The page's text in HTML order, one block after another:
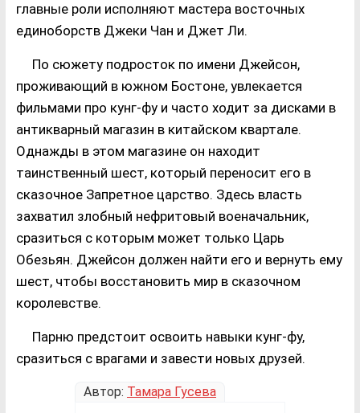
главные роли исполняют мастера восточных
единоборств Джеки Чан и Джет Ли.
По сюжету подросток по имени Джейсон,
проживающий в южном Бостоне, увлекается
фильмами про кунг-фу и часто ходит за дисками в
антикварный магазин в китайском квартале.
Однажды в этом магазине он находит
таинственный шест, который переносит его в
сказочное Запретное царство. Здесь власть
захватил злобный нефритовый военачальник,
сразиться с которым может только Царь
Обезьян. Джейсон должен найти его и вернуть ему
шест, чтобы восстановить мир в сказочном
королевстве.
Парню предстоит освоить навыки кунг-фу,
сразиться с врагами и завести новых друзей.
Автор: Тамара Гусева